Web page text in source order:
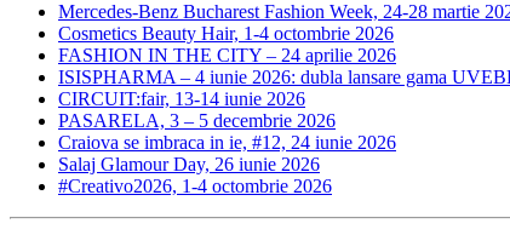
Mercedes-Benz Bucharest Fashion Week, 24-28 martie
Cosmetics Beauty Hair, 1-4 octombrie 2026
FASHION IN THE CITY – 24 aprilie 2026
ISISPHARMA – 4 iunie 2026: dubla lansare gama
CIRCUIT:fair, 13-14 iunie 2026
PASARELA, 3 – 5 decembrie 2026
Craiova se imbraca in ie, #12, 24 iunie 2026
Salaj Glamour Day, 26 iunie 2026
#Creativo2026, 1-4 octombrie 2026